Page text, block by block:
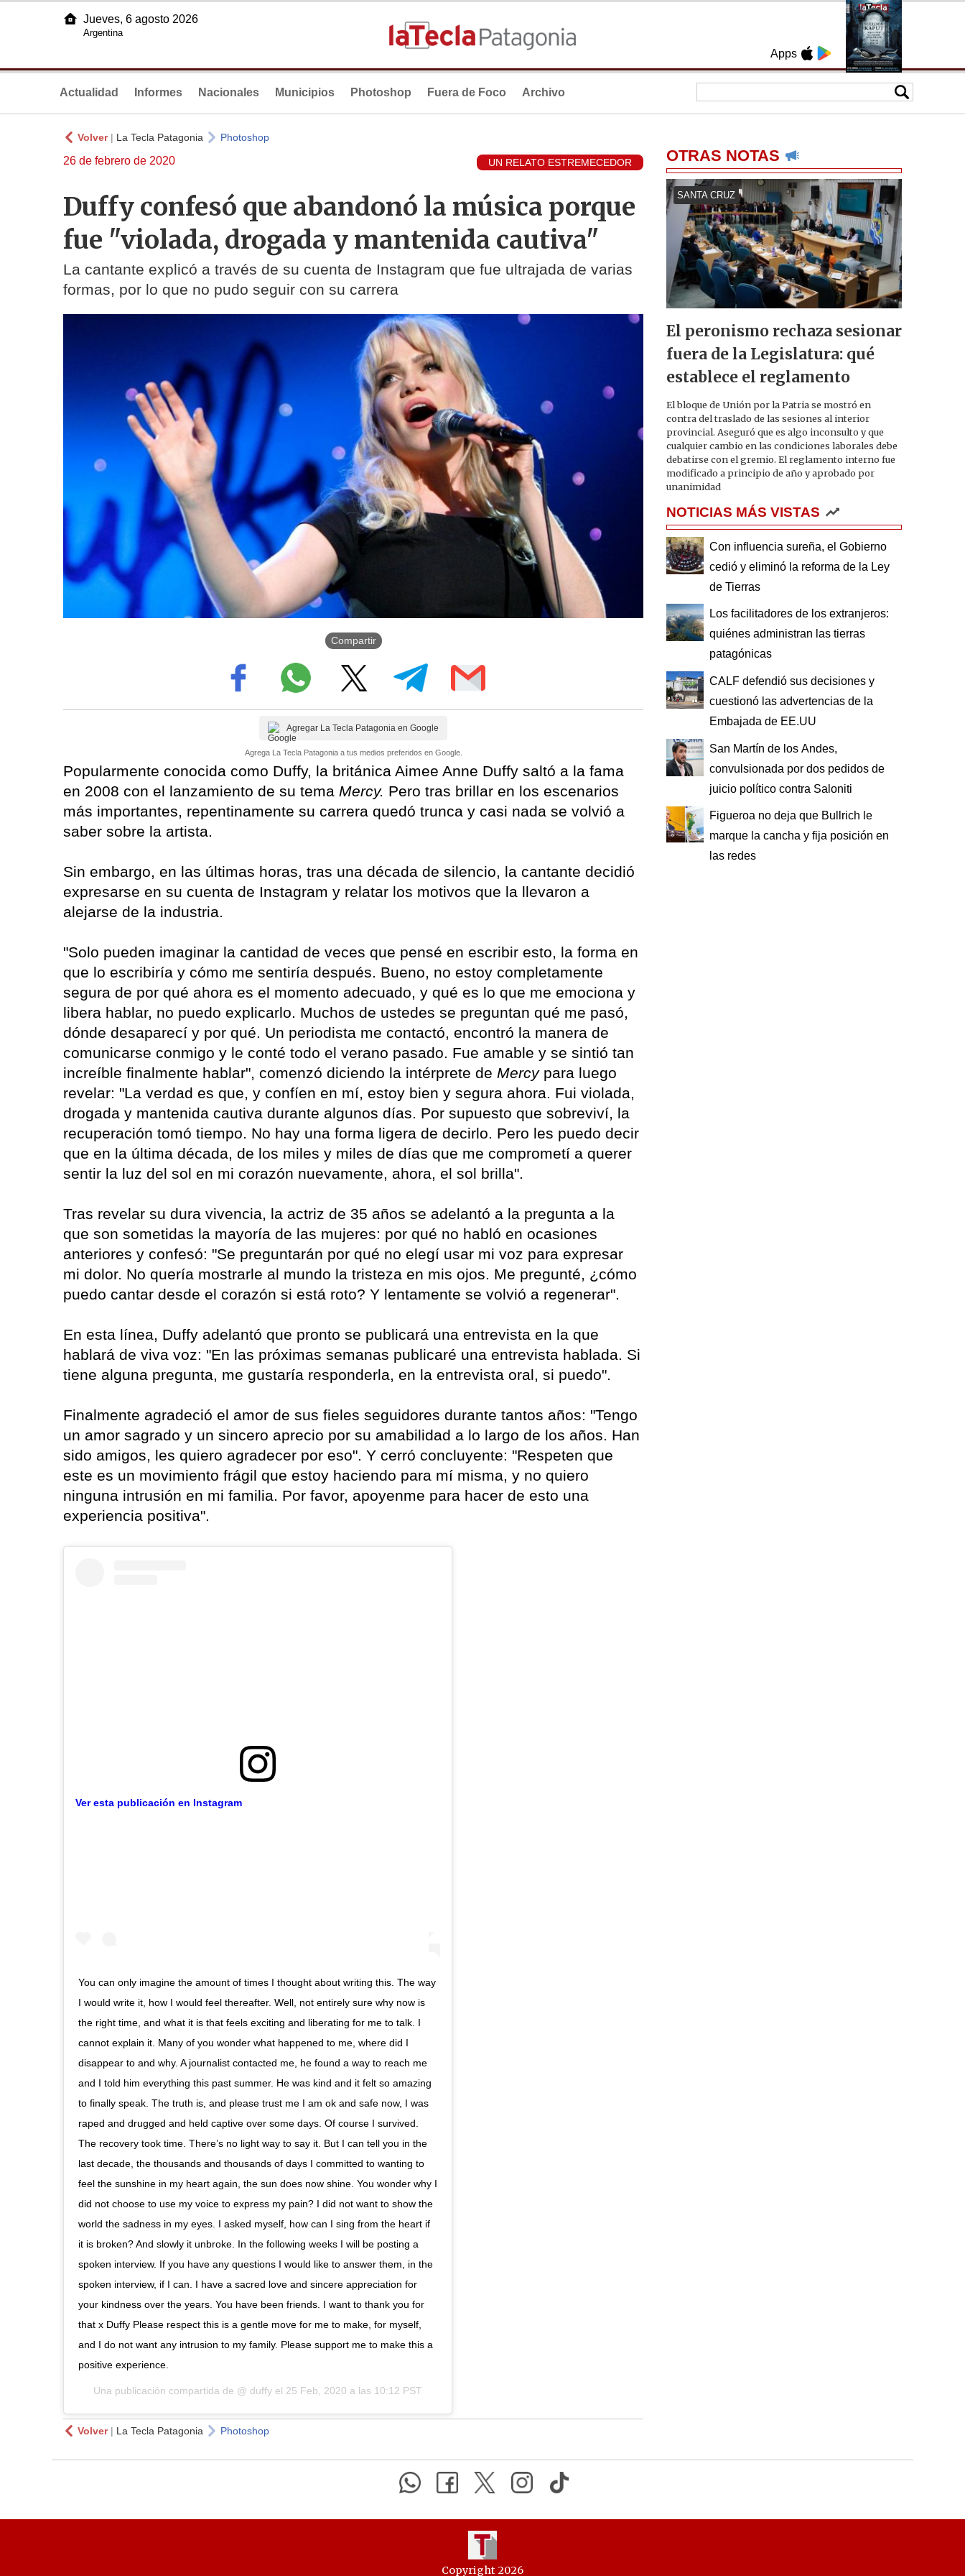
Apps
Jueves, 6 agosto 2026
Argentina
Actualidad Informes Nacionales Municipios Photoshop Fuera de Foco Archivo
Volver| La Tecla Patagonia Photoshop
26 de febrero de 2020 UN RELATO ESTREMECEDOR
Duffy confesó que abandonó la música porque
fue "violada, drogada y mantenida cautiva"
La cantante explicó a través de su cuenta de Instagram que fue ultrajada de varias
formas, por lo que no pudo seguir con su carrera
Compartir
Agregar La Tecla Patagonia en Google
Agrega La Tecla Patagonia a tus medios preferidos en Google.
Popularmente conocida como Duffy, la británica Aimee Anne Duffy saltó a la fama
en 2008 con el lanzamiento de su tema Mercy. Pero tras brillar en los escenarios
más importantes, repentinamente su carrera quedó trunca y casi nada se volvió a
saber sobre la artista.
Sin embargo, en las últimas horas, tras una década de silencio, la cantante decidió
expresarse en su cuenta de Instagram y relatar los motivos que la llevaron a
alejarse de la industria.
"Solo pueden imaginar la cantidad de veces que pensé en escribir esto, la forma en
que lo escribiría y cómo me sentiría después. Bueno, no estoy completamente
segura de por qué ahora es el momento adecuado, y qué es lo que me emociona y
libera hablar, no puedo explicarlo. Muchos de ustedes se preguntan qué me pasó,
dónde desaparecí y por qué. Un periodista me contactó, encontró la manera de
comunicarse conmigo y le conté todo el verano pasado. Fue amable y se sintió tan
increíble finalmente hablar", comenzó diciendo la intérprete de Mercy para luego
revelar: "La verdad es que, y confíen en mí, estoy bien y segura ahora. Fui violada,
drogada y mantenida cautiva durante algunos días. Por supuesto que sobreviví, la
recuperación tomó tiempo. No hay una forma ligera de decirlo. Pero les puedo decir
que en la última década, de los miles y miles de días que me comprometí a querer
sentir la luz del sol en mi corazón nuevamente, ahora, el sol brilla".
Tras revelar su dura vivencia, la actriz de 35 años se adelantó a la pregunta a la
que son sometidas la mayoría de las mujeres: por qué no habló en ocasiones
anteriores y confesó: "Se preguntarán por qué no elegí usar mi voz para expresar
mi dolor. No quería mostrarle al mundo la tristeza en mis ojos. Me pregunté, ¿cómo
puedo cantar desde el corazón si está roto? Y lentamente se volvió a regenerar".
En esta línea, Duffy adelantó que pronto se publicará una entrevista en la que
hablará de viva voz: "En las próximas semanas publicaré una entrevista hablada. Si
tiene alguna pregunta, me gustaría responderla, en la entrevista oral, si puedo".
Finalmente agradeció el amor de sus fieles seguidores durante tantos años: "Tengo
un amor sagrado y un sincero aprecio por su amabilidad a lo largo de los años. Han
sido amigos, les quiero agradecer por eso". Y cerró concluyente: "Respeten que
este es un movimiento frágil que estoy haciendo para mí misma, y no quiero
ninguna intrusión en mi familia. Por favor, apoyenme para hacer de esto una
experiencia positiva".
Ver esta publicación en Instagram
You can only imagine the amount of times I thought about writing this. The way
I would write it, how I would feel thereafter. Well, not entirely sure why now is
the right time, and what it is that feels exciting and liberating for me to talk. I
cannot explain it. Many of you wonder what happened to me, where did I
disappear to and why. A journalist contacted me, he found a way to reach me
and I told him everything this past summer. He was kind and it felt so amazing
to finally speak. The truth is, and please trust me I am ok and safe now, I was
raped and drugged and held captive over some days. Of course I survived.
The recovery took time. There’s no light way to say it. But I can tell you in the
last decade, the thousands and thousands of days I committed to wanting to
feel the sunshine in my heart again, the sun does now shine. You wonder why I
did not choose to use my voice to express my pain? I did not want to show the
world the sadness in my eyes. I asked myself, how can I sing from the heart if
it is broken? And slowly it unbroke. In the following weeks I will be posting a
spoken interview. If you have any questions I would like to answer them, in the
spoken interview, if I can. I have a sacred love and sincere appreciation for
your kindness over the years. You have been friends. I want to thank you for
that x Duffy Please respect this is a gentle move for me to make, for myself,
and I do not want any intrusion to my family. Please support me to make this a
positive experience.
Una publicación compartida de @ duffy el 25 Feb, 2020 a las 10:12 PST
Volver| La Tecla Patagonia Photoshop
OTRAS NOTAS
SANTA CRUZ
El peronismo rechaza sesionar
fuera de la Legislatura: qué
establece el reglamento
El bloque de Unión por la Patria se mostró en
contra del traslado de las sesiones al interior
provincial. Aseguró que es algo inconsulto y que
cualquier cambio en las condiciones laborales debe
debatirse con el gremio. El reglamento interno fue
modificado a principio de año y aprobado por
unanimidad
NOTICIAS MÁS VISTAS
Con influencia sureña, el Gobierno
cedió y eliminó la reforma de la Ley
de Tierras
Los facilitadores de los extranjeros:
quiénes administran las tierras
patagónicas
CALF defendió sus decisiones y
cuestionó las advertencias de la
Embajada de EE.UU
San Martín de los Andes,
convulsionada por dos pedidos de
juicio político contra Saloniti
Figueroa no deja que Bullrich le
marque la cancha y fija posición en
las redes
Copyright 2026